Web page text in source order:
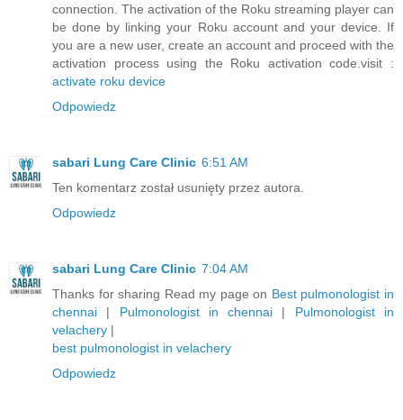
connection. The activation of the Roku streaming player can
be done by linking your Roku account and your device. If
you are a new user, create an account and proceed with the
activation process using the Roku activation code.visit :
activate roku device
Odpowiedz
sabari Lung Care Clinic 6:51 AM
Ten komentarz został usunięty przez autora.
Odpowiedz
sabari Lung Care Clinic 7:04 AM
Thanks for sharing Read my page on Best pulmonologist in
chennai | Pulmonologist in chennai | Pulmonologist in
velachery |
best pulmonologist in velachery
Odpowiedz